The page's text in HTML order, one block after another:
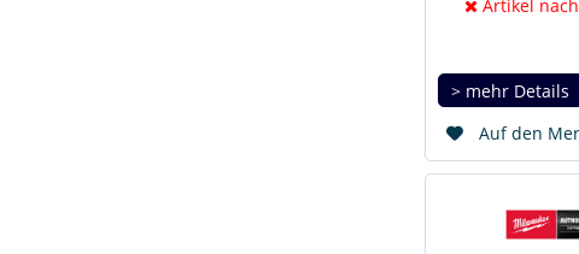
Artikel
> mehr Details
Auf den